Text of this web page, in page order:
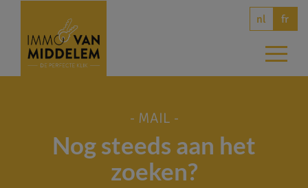
nl fr
- MAIL -
Nog steeds aan het
zoeken?